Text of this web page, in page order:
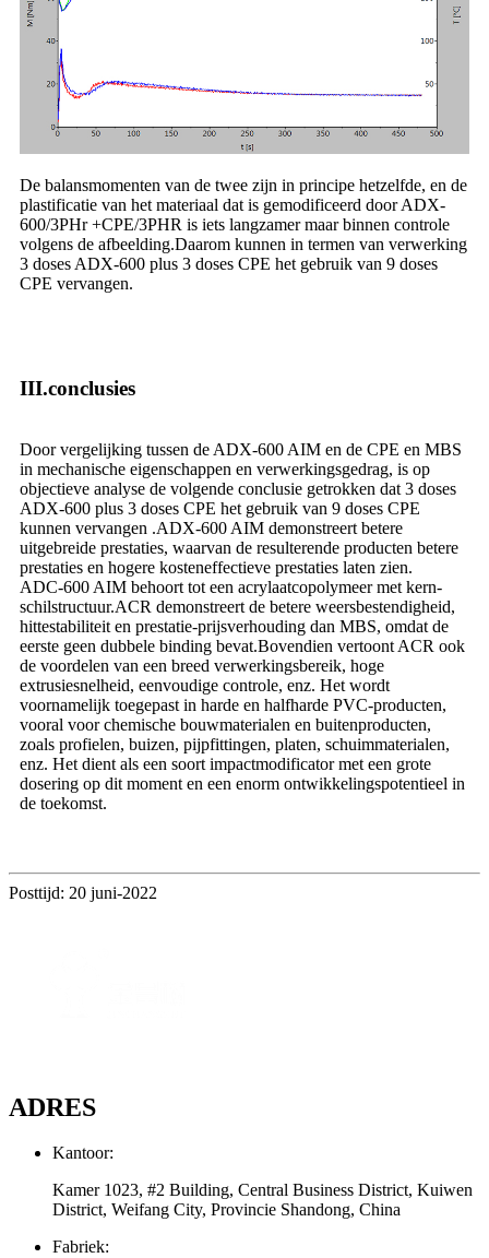
De balansmomenten van de twee zijn in principe hetzelfde, en de
plastificatie van het materiaal dat is gemodificeerd door ADX-
600/3PHr +CPE/3PHR is iets langzamer maar binnen controle
volgens de afbeelding.Daarom kunnen in termen van verwerking
3 doses ADX-600 plus 3 doses CPE het gebruik van 9 doses
CPE vervangen.
III.conclusies
Door vergelijking tussen de ADX-600 AIM en de CPE en MBS
in mechanische eigenschappen en verwerkingsgedrag, is op
objectieve analyse de volgende conclusie getrokken dat 3 doses
ADX-600 plus 3 doses CPE het gebruik van 9 doses CPE
kunnen vervangen .ADX-600 AIM demonstreert betere
uitgebreide prestaties, waarvan de resulterende producten betere
prestaties en hogere kosteneffectieve prestaties laten zien.
ADC-600 AIM behoort tot een acrylaatcopolymeer met kern-
schilstructuur.ACR demonstreert de betere weersbestendigheid,
hittestabiliteit en prestatie-prijsverhouding dan MBS, omdat de
eerste geen dubbele binding bevat.Bovendien vertoont ACR ook
de voordelen van een breed verwerkingsbereik, hoge
extrusiesnelheid, eenvoudige controle, enz. Het wordt
voornamelijk toegepast in harde en halfharde PVC-producten,
vooral voor chemische bouwmaterialen en buitenproducten,
zoals profielen, buizen, pijpfittingen, platen, schuimmaterialen,
enz. Het dient als een soort impactmodificator met een grote
dosering op dit moment en een enorm ontwikkelingspotentieel in
de toekomst.
Posttijd: 20 juni-2022
ADRES
Kantoor:
Kamer 1023, #2 Building, Central Business District, Kuiwen
District, Weifang City, Provincie Shandong, China
Fabriek: